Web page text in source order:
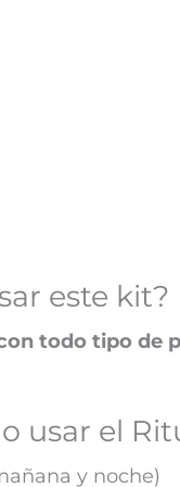
este kit?
todo tipo de
usar el
y noche)